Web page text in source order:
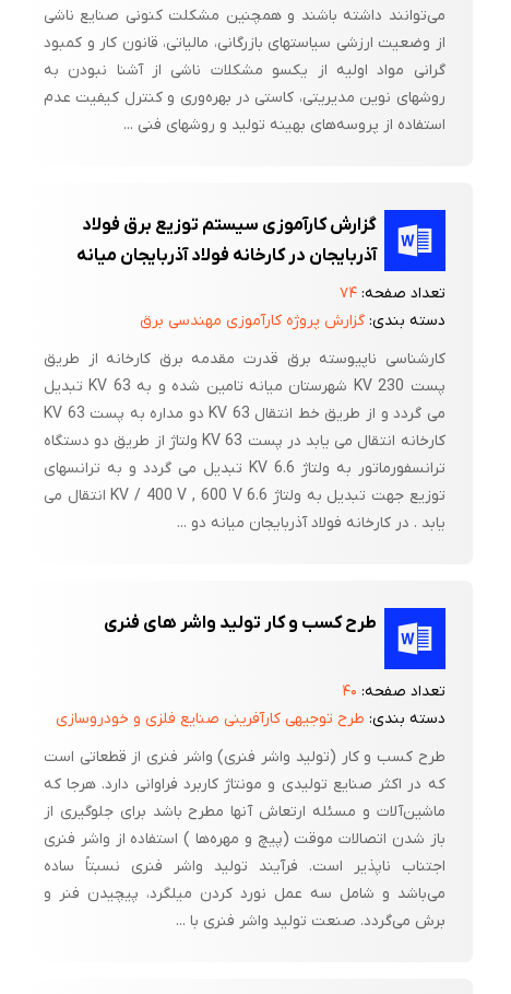
می‌توانند داشته باشند و همچنین مشکلت کنونی صنایع ناشی
از وضعیت ارزشی سیاستهای بازرگانی، مالیاتی، قانون کار و کمبود
گرانی مواد اولیه از یکسو مشکلات ناشی از آشنا نبودن به
روشهای نوین مدیریتی، کاستی در بهره‌وری و کنترل کیفیت عدم
استفاده از پروسه‌های بهینه تولید و روشهای فنی ...
گزارش کارآموزی سیستم توزیع برق فولاد
آذربایجان در کارخانه فولاد آذربایجان میانه
تعداد صفحه:۷۴
دسته بندی:گزارش پروژه کارآموزی مهندسی برق
کارشناسی ناپیوسته برق قدرت مقدمه برق کارخانه از طریق
پست 230 KV شهرستان میانه تامین شده و به 63 KV تبدیل
می گردد و از طریق خط انتقال 63 KV دو مداره به پست 63 KV
کارخانه انتقال می یابد در پست 63 KV ولتاژ از طریق دو دستگاه
ترانسفورماتور به ولتاژ 6.6 KV تبدیل می گردد و به ترانسهای
توزیع جهت تبدیل به ولتاژ 6.6 KV / 400 V , 600 V انتقال می
یابد . در کارخانه فولاد آذربایجان میانه دو ...
طرح کسب و کار تولید واشر های فنری
تعداد صفحه: ۴۰
دسته بندی: طرح توجیهی کارآفرینی صنایع فلزی و خودروسازی
طرح کسب و کار (تولید واشر فنری) واشر فنری از قطعاتی است
که در اکثر صنایع تولیدی و مونتاژ کاربرد فراوانی دارد. هرجا که
ماشین‌آلات و مسئله ارتعاش آنها مطرح باشد برای جلوگیری از
باز شدن اتصالات موقت (پیچ و مهره‌ها ) استفاده از واشر فنری
اجتناب ناپذیر است. فرآیند تولید واشر فنری نسبتاً ساده
می‌باشد و شامل سه عمل نورد کردن میلگرد، پیچیدن فنر و
برش می‌گردد. صنعت تولید واشر فنری با ...